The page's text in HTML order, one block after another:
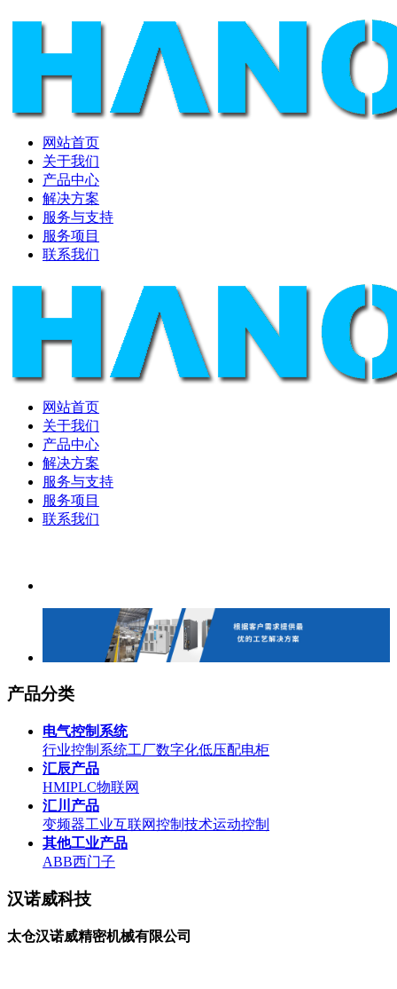
网站首页
关于我们
产品中心
解决方案
服务与支持
服务项目
联系我们
网站首页
关于我们
产品中心
解决方案
服务与支持
服务项目
联系我们
产品分类
电气控制系统
行业控制系统工厂数字化低压配电柜
汇辰产品
HMIPLC物联网
汇川产品
变频器工业互联网控制技术运动控制
其他工业产品
ABB西门子
汉诺威科技
太仓汉诺威精密机械有限公司